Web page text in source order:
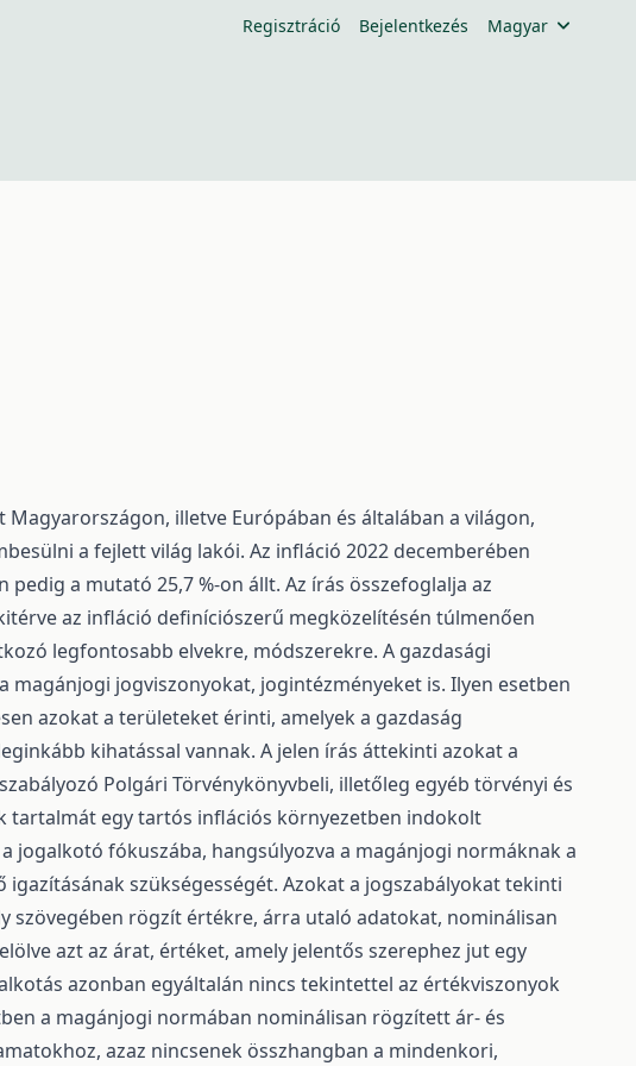
Regisztráció Bejelentkezés Magyar
illetve Európában és általában a világon,
a fejlett világ lakói. Az infláció 2022 decemberében
a mutató 25,7 %-on állt. Az írás összefoglalja az
az infláció definíciószerű megközelítésén túlmenően
legfontosabb elvekre, módszerekre. A gazdasági
jogviszonyokat, jogintézményeket is. Ilyen esetben
azokat a területeket érinti, amelyek a gazdaság
kihatással vannak. A jelen írás áttekinti azokat a
Polgári Törvénykönyvbeli, illetőleg egyéb törvényi és
tartalmát egy tartós inflációs környezetben indokolt
jogalkotó fókuszába, hangsúlyozva a magánjogi normáknak a
szükségességét. Azokat a jogszabályokat tekinti
szövegében rögzít értékre, árra utaló adatokat, nominálisan
azt az árat, értéket, amely jelentős szerephez jut egy
azonban egyáltalán nincs tekintettel az értékviszonyok
a magánjogi normában nominálisan rögzített ár- és
azaz nincsenek összhangban a mindenkori,